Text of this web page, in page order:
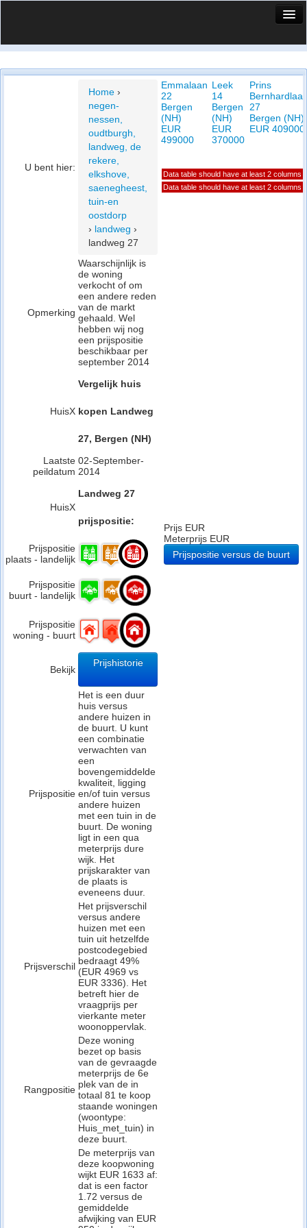
Vergelijk prijsposities - wijk
Privacy beleid
U bent hier:
Home ›
negen-
nessen,
oudtburgh,
landweg, de
rekere,
elkshove,
saenegheest,
tuin-en
oostdorp
› landweg ›
landweg 27
Opmerking
Waarschijnlijk is
de woning
verkocht of om
een andere reden
van de markt
gehaald. Wel
hebben wij nog
een prijspositie
beschikbaar per
september 2014
HuisX
Vergelijk huis
kopen Landweg
27, Bergen (NH)
Laatste
peildatum
02-September-
2014
HuisX
Landweg 27
prijspositie:
Prijspositie
plaats - landelijk
Prijspositie
buurt - landelijk
Prijspositie
woning - buurt
Bekijk
Prijshistorie
Prijspositie
Het is een duur
huis versus
andere huizen in
de buurt. U kunt
een combinatie
verwachten van
een
bovengemiddelde
kwaliteit, ligging
en/of tuin versus
andere huizen
met een tuin in de
buurt. De woning
ligt in een qua
meterprijs dure
wijk. Het
prijskarakter van
de plaats is
eveneens duur.
Prijsverschil
Het prijsverschil
versus andere
huizen met een
tuin uit hetzelfde
postcodegebied
bedraagt 49%
(EUR 4969 vs
EUR 3336). Het
betreft hier de
vraagprijs per
vierkante meter
woonoppervlak.
Rangpositie
Deze woning
bezet op basis
van de gevraagde
meterprijs de 6e
plek van de in
totaal 81 te koop
staande woningen
(woontype:
Huis_met_tuin) in
deze buurt.
De meterprijs van
deze koopwoning
wijkt EUR 1633 af:
dat is een factor
1.72 versus de
gemiddelde
afwijking van EUR
Emmalaan
22
Bergen
(NH)
EUR
499000
Leek
14
Bergen
(NH)
EUR
370000
Prins
27
Bergen (NH)
EUR 409000
Data table should have at least 2 columns
Data table should have at least 2 columns
Prijs EUR
Meterprijs EUR
Prijspositie versus de buurt